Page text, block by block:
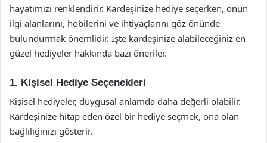
hayatımızı renklendirir. Kardeşinize hediye seçerken, onun
ilgi alanlarını, hobilerini ve ihtiyaçlarını göz önünde
bulundurmak önemlidir. İşte kardeşinize alabileceğiniz en
güzel hediyeler hakkında bazı öneriler.
1. Kişisel Hediye Seçenekleri
Kişisel hediyeler, duygusal anlamda daha değerli olabilir.
Kardeşinize hitap eden özel bir hediye seçmek, ona olan
bağlılığınızı gösterir.